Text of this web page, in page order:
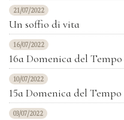
21/07/2022
Un soffio di vita
16/07/2022
16a Domenica del
10/07/2022
15a Domenica del
03/07/2022